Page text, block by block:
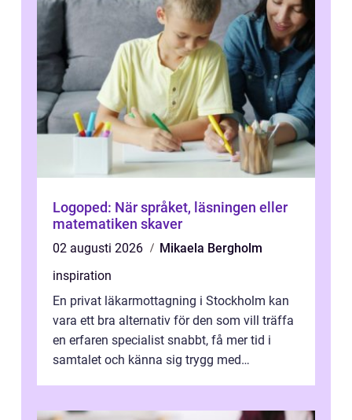
Logoped: När språket, läsningen eller
matematiken skaver
02 augusti 2026
Mikaela Bergholm
inspiration
En privat läkarmottagning i Stockholm kan
vara ett bra alternativ för den som vill träffa
en erfaren specialist snabbt, få mer tid i
samtalet och känna sig trygg med